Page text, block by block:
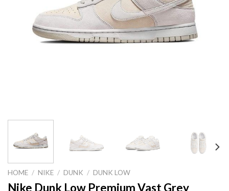
HOME / NIKE / DUNK / DUNK LOW
Nike Dunk Low Premium Vast Grey